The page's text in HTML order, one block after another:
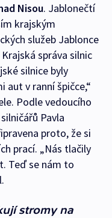
Nisou. Jablonečtí
krajským
služeb Jablonce
správa silnic
silnice byly
aut v ranní špičce,“
Podle vedoucího
Pavla
proto, že si
prací. „Nás tlačily
Teď se nám to
stromy na